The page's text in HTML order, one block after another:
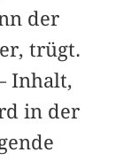
der
trügt.
Inhalt,
in der